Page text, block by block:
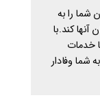
شما را به
کند.با
خدمات
شما وفادار